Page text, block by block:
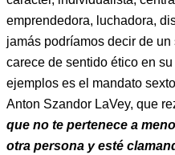
emprendedora, luchadora,
jamás podríamos decir de
carece de sentido ético en
ejemplos es el mandato
Anton Szandor LaVey, que
que no te pertenece a
otra persona y esté